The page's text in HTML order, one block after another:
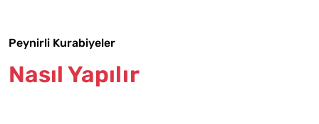
Peynirli Kurabiyeler
Nasıl Yapılır